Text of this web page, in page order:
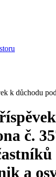
k důchodu
č.
a